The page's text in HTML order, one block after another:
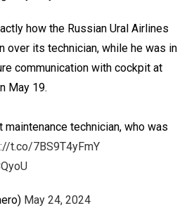
how the Russian Ural Airlines
over its technician, while he was in
communication with cockpit at
May 19.
technician, who was
t.co/7BS9T4yFmY
May 24, 2024